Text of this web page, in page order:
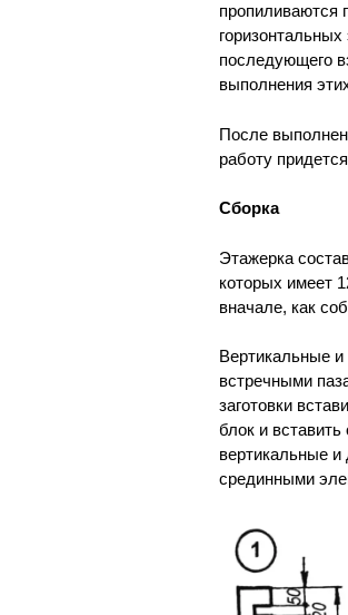
пропиливаются
последующего
выполнения
После
работу
Сборка
Этажерка
которых имеет
вначале, как
Вертикальные и
встречными
заготовки
блок и
вертикальные и
срединными